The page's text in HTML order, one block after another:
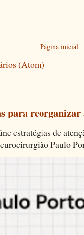
Página inicial
(Atom)
para
estratégias de
Paulo